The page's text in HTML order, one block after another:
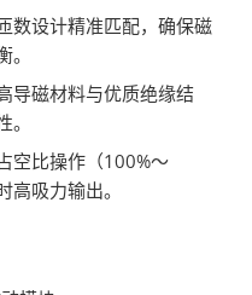
数设计精准匹配，确保磁
导磁材料与优质绝缘结
空比操作（100%～
吸力输出。